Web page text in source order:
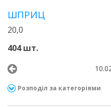
ШПРИЦ
20,0
404 шт.
Розподіл за категоріями